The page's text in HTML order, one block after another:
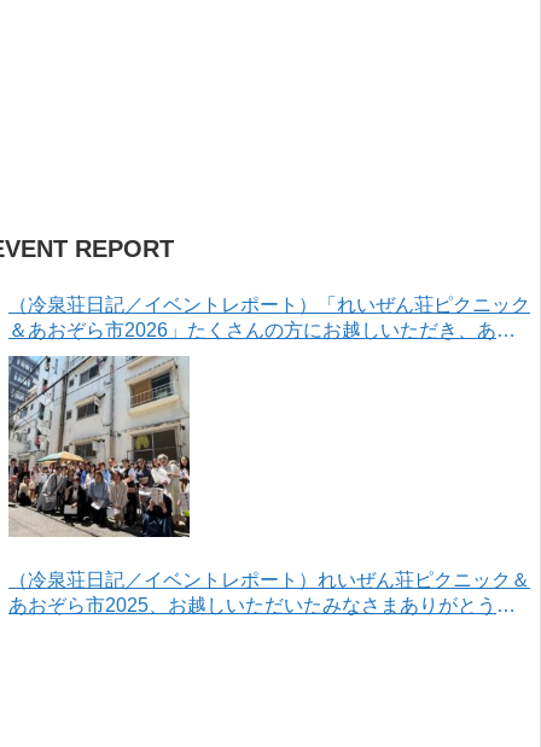
REPORT
（冷泉荘日記／イベントレポート）「れいぜん荘ピクニック
＆あおぞら市2026」たくさんの方にお越しいただき、あり
がとうございました！
（冷泉荘日記／イベントレポート）れいぜん荘ピクニック＆
あおぞら市2025、お越しいただいたみなさまありがとうご